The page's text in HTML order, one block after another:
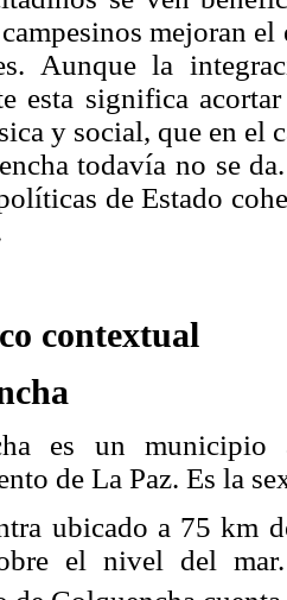
mejoran
Aunque la
esta significa
y social, que en el
todavía no se
de Estado
contextual
es un
de La Paz. Es la
ubicado a 75 km
el nivel del